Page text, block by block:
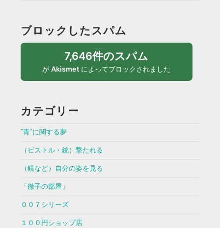
ブロックしたスパム
7,646件のスパム
がAkismet によってブロックされました
カテゴリー
”青”に関する夢
（ピストル・銃）撃たれる
（鏡など）自分の姿を見る
「徹子の部屋」
００７シリーズ
１００円ショップ店